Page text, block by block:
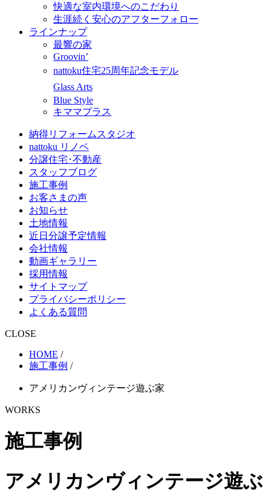
快適な室内環境へのこだわり
生涯続く安心のアフターフォロー
ラインナップ
最響の家
Groovin’
nattoku住宅25周年記念モデル
Glass Arts
Blue Style
キママプラス
納得リフォームスタジオ
nattoku リノベ
分譲住宅･不動産
スタッフブログ
施工事例
お客さまの声
お知らせ
土地情報
近日分譲予定情報
会社情報
動画ギャラリー
採用情報
サイトマップ
プライバシーポリシー
よくある質問
CLOSE
HOME /
施工事例 /
アメリカンヴィンテージ遊ぶ家
WORKS
施工事例
アメリカンヴィンテージ遊ぶ